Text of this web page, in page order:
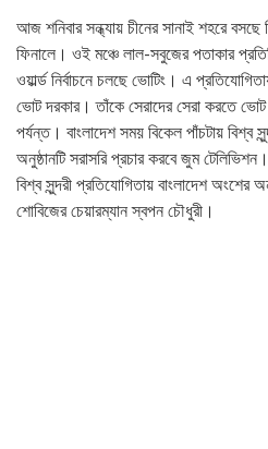
আজ শনিবার সন্ধ্যায় চীনের সানাই শহরে বসছে
ফিনালে। ওই মঞ্চে লাল-সবুজের পতাকার
ওয়ার্ল্ড নির্বাচনে চলছে ভোটিং। এ
ভোট দরকার। তাঁকে সেরাদের সেরা করতে ভোট
পর্যন্ত। বাংলাদেশ সময় বিকেল পাঁচটায় বিশ্ব
অনুষ্ঠানটি সরাসরি প্রচার করবে জুম
বিশ্ব সুন্দরী প্রতিযোগিতায় বাংলাদেশ
শোবিজের চেয়ারম্যান স্বপন চৌধুরী।